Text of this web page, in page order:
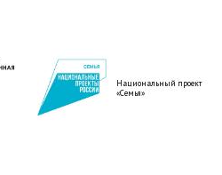
Национальный проект
«Семья»